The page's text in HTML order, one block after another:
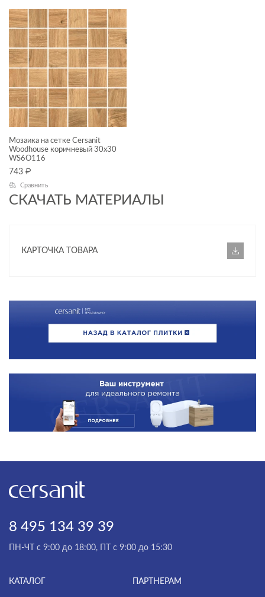
СКАЧАТЬ МАТЕРИАЛЫ
КАРТОЧКА ТОВАРА
КОЛЛЕКЦИЯ
Effecta
Effecta jungle
Lofthouse mix
Woodhouse
НАЗНАЧЕНИЕ
Универсальный
Коридор
Лестницы
Лифтовые зоны
ФАКТУРА ПОВЕРХНОСТИ
Мозаика на сетке Cersanit
Woodhouse коричневый 30x30
WS6O116
743 ₽
Сравнить
8 495 134 39 39
ПН-ЧТ с 9:00 до 18:00, ПТ с 9:00 до 15:30
КАТАЛОГ ПАРТНЕРАМ